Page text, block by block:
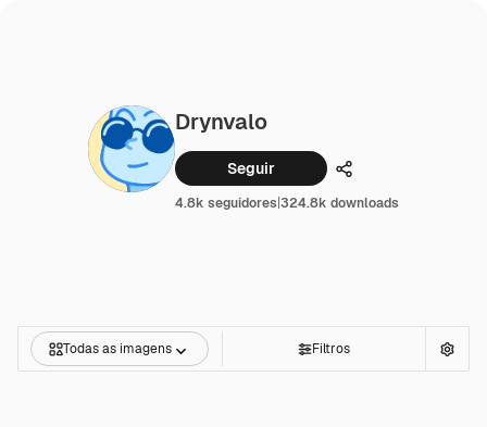
Drynvalo
Seguir Compartilhar
4.8k seguidores|324.8k downloads
Todas as imagens Filtros